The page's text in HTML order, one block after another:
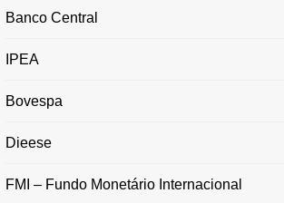
Banco Central
IPEA
Bovespa
Dieese
FMI – Fundo Monetário Internacional